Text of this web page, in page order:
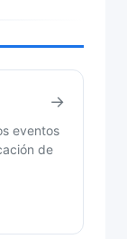
eventos
de
→